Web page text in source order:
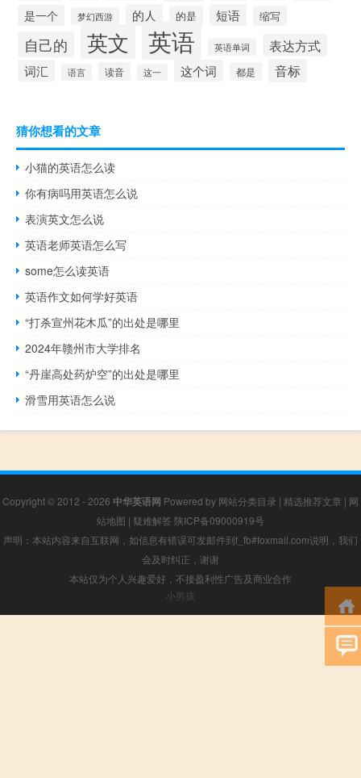
是一个 梦幻西游 的人 的是 短语 缩写
自己的 英文 英语 英语单词 表达方式
词汇 语言 读音 这一 这个词 都是 音标
猜你想看的文章
小猫的英语怎么读
你有病吗用英语怎么说
表演英文怎么说
英语老师英语怎么写
some怎么读英语
英语作文如何学好英语
“打杀宣州花木瓜”的出处是哪里
2024年赣州市大学排名
“丹崖高处药炉空”的出处是哪里
滑雪用英语怎么说
Copyright © 2012 - 2026 中华英语网 Powered by 网站分类目录 | 精选推荐文章 | 网
站地图 | 疑难解答 陕ICP备09000919号
声明：本站内容来自互联网，如信息有错误可发邮件到f_fb#foxmail.com说明，我们
会及时纠正，谢谢
本站仅为个人兴趣爱好，不接盈利性广告及商业合作
小男孩